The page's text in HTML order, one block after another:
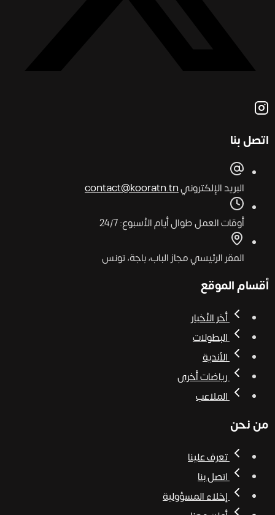
اتصل بنا
البريد الإلكترونيcontact@kooratn.tn
أوقات العملطوال أيام الأسبوع: 24/7
المقر الرئيسيمجاز الباب، باجة، تونس
أقسام الموقع
أخر الأخبار
البطولات
الأندية
رياضات أخرى
الملاعب
من نحن
تعرف علينا
اتصل بنا
إخلاء المسؤولية